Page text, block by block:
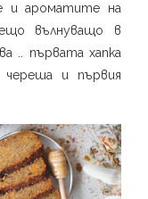
и ароматите на
вълнуващо в
.. първата хапка
и първия